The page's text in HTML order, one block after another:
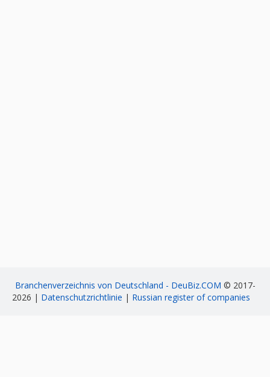
Branchenverzeichnis von Deutschland - DeuBiz.COM © 2017-
2026 | Datenschutzrichtlinie | Russian register of companies